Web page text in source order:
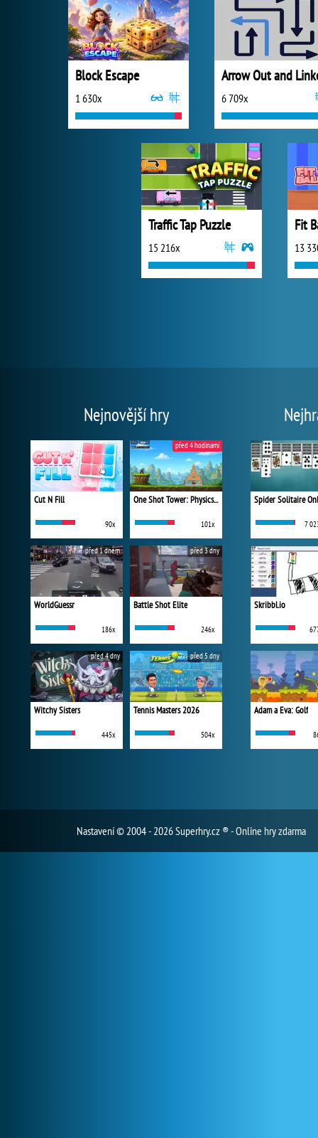
Block Escape
1 630x
Arrow Out and
6 709x
Traffic Tap Puzzle
15 216x
Fit
13
Nejnovější hry
Cut N Fill
90x
One Shot Tower: Physics Destroyer
101x
před 4 hodinami
WorldGuessr
186x
před 1 dnem
Battle Shot Elite
246x
před 3 dny
Witchy Sisters
445x
před 4 dny
Tennis Masters 2026
504x
před 5 dny
Spider Solitaire
7
Skribbl.io
Adam a Eva: Golf
Nastavení© 2004 - 2026 Superhry.cz ® - Online hry zdarma